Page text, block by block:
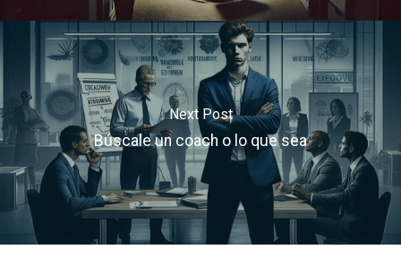
Next Post
Búscale un coach o lo que sea